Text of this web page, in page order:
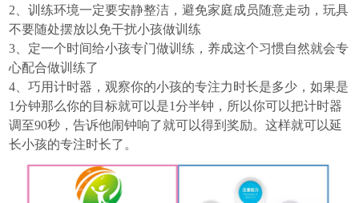
2 、训练环境一定要安静整洁，避免家庭成员随意走动，玩具
不要随处摆放以免干扰小孩做训练
3、定一个时间给小孩专门做训练，养成这个习惯自然就会专
心配合做训练了
4、巧用计时器，观察你的小孩的专注力时长是多少，如果是
1分钟那么你的目标就可以是1分半钟，所以你可以把计时器
调至90秒，告诉他闹钟响了就可以得到奖励。这样就可以延
长小孩的专注时长了。